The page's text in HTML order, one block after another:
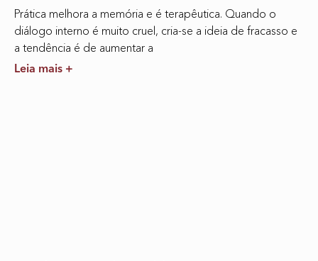
Prática melhora a memória e é terapêutica. Quando o
diálogo interno é muito cruel, cria-se a ideia de fracasso e
a tendência é de aumentar a
Leia mais +